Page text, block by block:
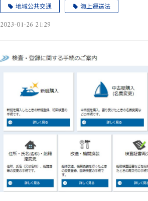
地域公共交通 海上運送法
2023-01-26 21:29